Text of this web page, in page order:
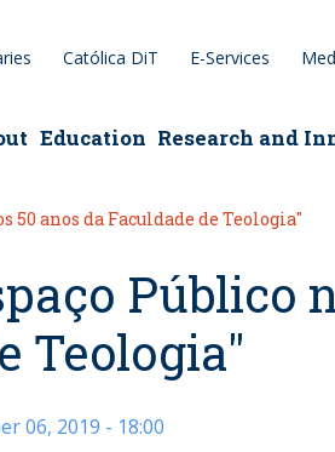
Católica DiT E-Services
Education Research and
50 anos da Faculdade de Teologia"
Público
Teologia"
06, 2019 - 18:00